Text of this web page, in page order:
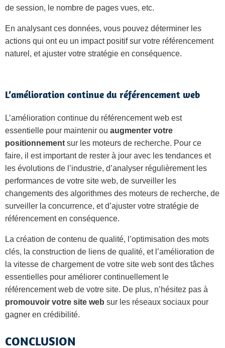
de session, le nombre de pages vues, etc.
En analysant ces données, vous pouvez déterminer les
actions qui ont eu un impact positif sur votre référencement
naturel, et ajuster votre stratégie en conséquence.
L’amélioration continue du référencement web
L’amélioration continue du référencement web est
essentielle pour maintenir ou augmenter votre
positionnement sur les moteurs de recherche. Pour ce
faire, il est important de rester à jour avec les tendances et
les évolutions de l’industrie, d’analyser régulièrement les
performances de votre site web, de surveiller les
changements des algorithmes des moteurs de recherche, de
surveiller la concurrence, et d’ajuster votre stratégie de
référencement en conséquence.
La création de contenu de qualité, l’optimisation des mots
clés, la construction de liens de qualité, et l’amélioration de
la vitesse de chargement de votre site web sont des tâches
essentielles pour améliorer continuellement le
référencement web de votre site. De plus, n’hésitez pas à
promouvoir votre site web sur les réseaux sociaux pour
gagner en crédibilité.
CONCLUSION